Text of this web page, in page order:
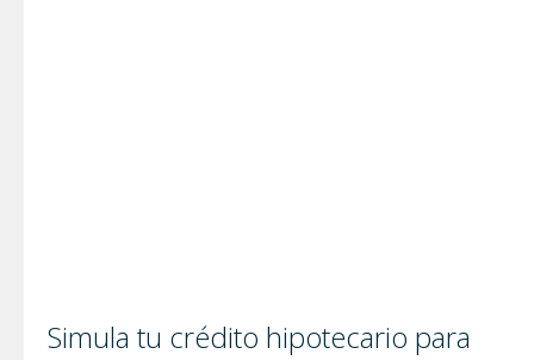
Simula tu crédito hipotecario para